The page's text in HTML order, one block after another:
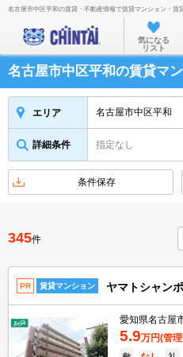
お部屋
家
物
不
名古屋市中区平和の賃貸・不動産情報で賃貸マンション・賃
気になる
リスト
名古屋市中区平和の賃貸マ
エリア 名古屋市中区平和
詳細条件 指定なし
条件保存
345件
PR 賃貸マンション ヤマトシャン
愛知県名古屋
5.9万円(管